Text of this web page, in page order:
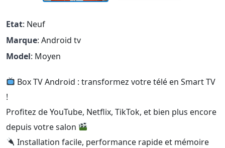
Etat: Neuf
Marque: Android tv
Model: Moyen
Box TV Android : transformez votre télé en Smart TV
!
Profitez de YouTube, Netflix, TikTok, et bien plus encore
depuis votre salon
Installation facile, performance rapide et mémoire